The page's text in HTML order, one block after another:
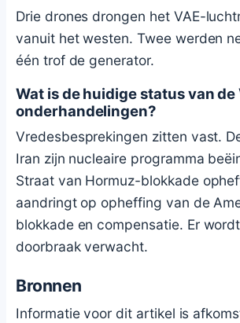
Drie drones drongen het VAE-
vanuit het westen. Twee werden
één trof de generator.
Wat is de huidige status van
onderhandelingen?
Vredesbesprekingen zitten vast.
Iran zijn nucleaire programma
Straat van Hormuz-blokkade
aandringt op opheffing van de
blokkade en compensatie. Er
doorbraak verwacht.
Bronnen
Informatie voor dit artikel is